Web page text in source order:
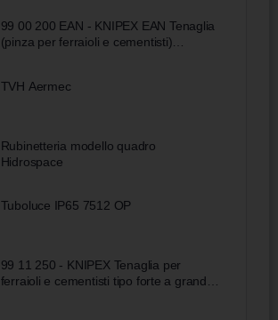
99 00 200 EAN - KNIPEX EAN Tenaglia
(pinza per ferraioli e cementisti)
TVH Aermec
Rubinetteria modello quadro
Hidrospace
Tuboluce IP65 7512 OP
99 11 250 - KNIPEX Tenaglia per
ferraioli e cementisti tipo forte a grande